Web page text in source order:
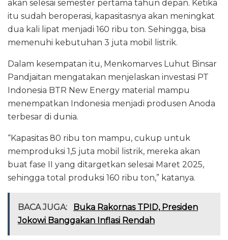
akan selesai semester pertama tahun depan. Ketika
itu sudah beroperasi, kapasitasnya akan meningkat
dua kali lipat menjadi 160 ribu ton. Sehingga, bisa
memenuhi kebutuhan 3 juta mobil listrik.
Dalam kesempatan itu, Menkomarves Luhut Binsar
Pandjaitan mengatakan menjelaskan investasi PT
Indonesia BTR New Energy material mampu
menempatkan Indonesia menjadi produsen Anoda
terbesar di dunia.
“Kapasitas 80 ribu ton mampu, cukup untuk
memproduksi 1,5 juta mobil listrik, mereka akan
buat fase II yang ditargetkan selesai Maret 2025,
sehingga total produksi 160 ribu ton,” katanya.
BACA JUGA:
Buka Rakornas TPID, Presiden
Jokowi Banggakan Inflasi Rendah